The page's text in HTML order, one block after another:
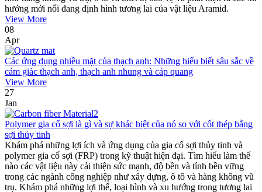
hướng mới nổi đang định hình tương lai của vật liệu Aramid.
View More
08
Apr
Các ứng dụng nhiều mặt của thạch anh: Những hiểu biết sâu sắc về
cảm giác thạch anh, thạch anh nhung và cáp quang
View More
27
Jan
Polymer gia cố sợi là gì và sự khác biệt của nó so với cốt thép bằng
sợi thủy tinh
Khám phá những lợi ích và ứng dụng của gia cố sợi thủy tinh và
polymer gia cố sợi (FRP) trong kỹ thuật hiện đại. Tìm hiểu làm thế
nào các vật liệu này cải thiện sức mạnh, độ bền và tính bền vững
trong các ngành công nghiệp như xây dựng, ô tô và hàng không vũ
trụ. Khám phá những lợi thế, loại hình và xu hướng trong tương lai